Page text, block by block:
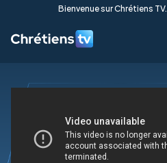
Bienvenue sur Chrétiens TV.